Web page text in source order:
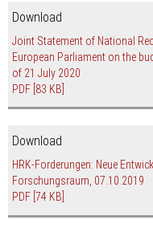
Download
Joint Statement of National
European Parliament on the
of 21 July 2020
PDF [83 KB]
Download
HRK-Forderungen: Neue
Forschungsraum, 07.10.2019
PDF [74 KB]